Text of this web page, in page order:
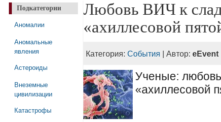
Подкатегории
Аномалии
Аномальные
явления
Астероиды
Внеземные
цивилизации
Катастрофы
Любовь ВИЧ к
«ахиллесовой
Категория:События | Автор:eEvent
Ученые:
«ахиллесовой